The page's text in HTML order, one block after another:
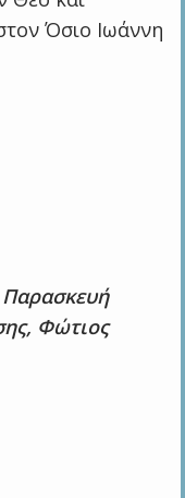
Όσιο Ιωάννη
Φώτιος